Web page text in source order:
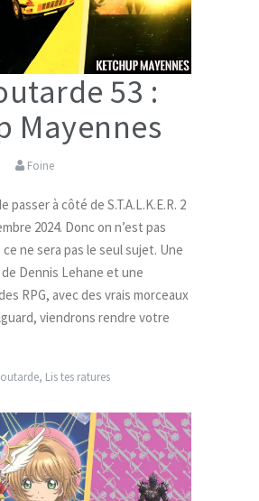
53 :
Mayennes
Foine
passer à côté de S.T.A.L.K.E.R. 2
2024. Donc on n’est pas
ne sera pas le seul sujet. Une
Dennis Lehane et une
RPG, avec des vrais morceaux
viendrons rendre votre
, Lis tes ratures